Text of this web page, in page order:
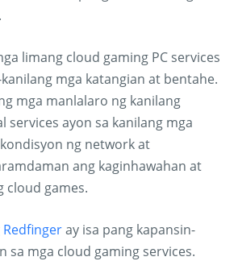
limang cloud gaming PC services
mga katangian at bentahe.
mga manlalaro ng kanilang
services ayon sa kanilang mga
ng network at
ang kaginhawahan at
cloud games.
Redfingeray isa pang kapansin-
sa mga cloud gaming services.